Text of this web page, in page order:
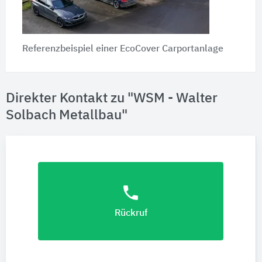
Referenzbeispiel einer EcoCover Carportanlage
Direkter Kontakt zu "WSM - Walter
Solbach Metallbau"
phone
Rückruf